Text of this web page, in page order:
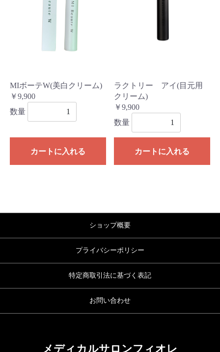
MIボーテW(美白クリーム)
￥9,900
数量
カートに入れる
ラクトリー アイ(目元用
クリーム)
￥9,900
数量
カートに入れる
ショップ概要
プライバシーポリシー
特定商取引法に基づく表記
お問い合わせ
メディカルサロンフィオレ